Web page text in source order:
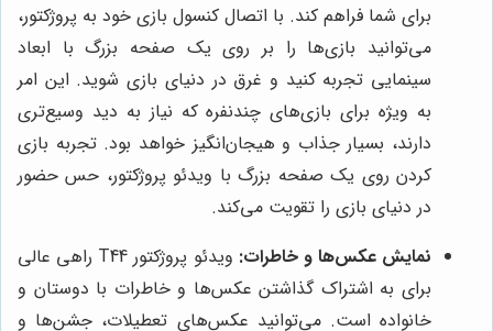
برای شما فراهم کند. با اتصال کنسول بازی خود به پروژکتور،
می‌توانید بازی‌ها را بر روی یک صفحه بزرگ با ابعاد
سینمایی تجربه کنید و غرق در دنیای بازی شوید. این امر
به ویژه برای بازی‌های چندنفره که نیاز به دید وسیع‌تری
دارند، بسیار جذاب و هیجان‌انگیز خواهد بود. تجربه بازی
کردن روی یک صفحه بزرگ با ویدئو پروژکتور، حس حضور
در دنیای بازی را تقویت می‌کند.
نمایش عکس‌ها و خاطرات:
ویدئو پروژکتور T44 راهی عالی
برای به اشتراک گذاشتن عکس‌ها و خاطرات با دوستان و
خانواده است. می‌توانید عکس‌های تعطیلات، جشن‌ها و